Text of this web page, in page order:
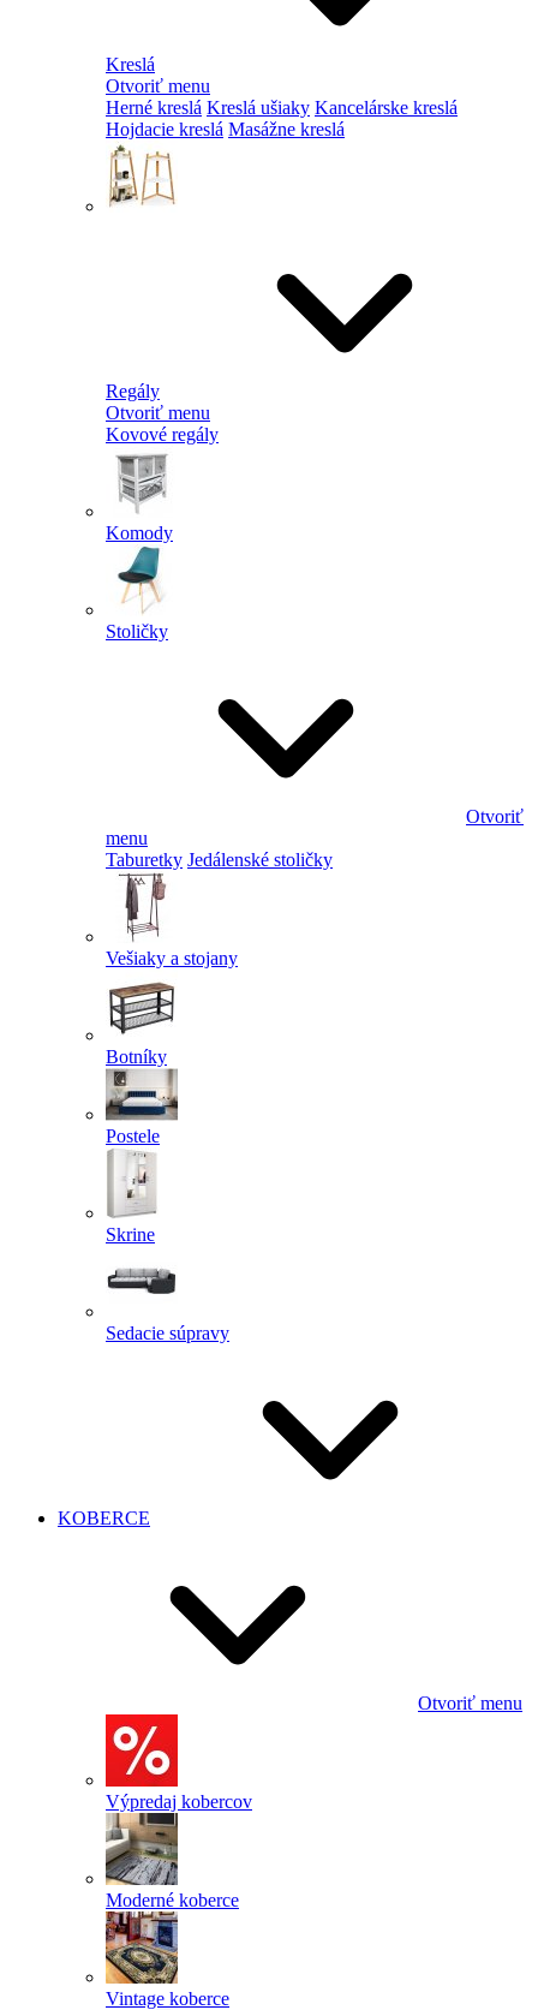
Kreslá
Otvoriť menu
Herné kreslá Kreslá ušiaky Kancelárske kreslá
Hojdacie kreslá Masážne kreslá
Regály
Otvoriť menu
Kovové regály
Komody
Stoličky
Otvoriť
menu
Taburetky Jedálenské stoličky
Vešiaky a stojany
Botníky
Postele
Skrine
Sedacie súpravy
KOBERCE
Otvoriť menu
Výpredaj kobercov
Moderné koberce
Vintage koberce